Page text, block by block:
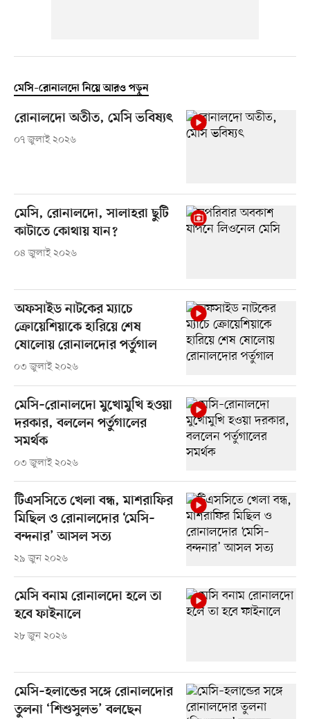
মেসি–রোনালদো নিয়ে আরও পড়ুন
রোনালদো অতীত, মেসি ভবিষ্যৎ
০৭ জুলাই ২০২৬
মেসি, রোনালদো, সালাহরা ছুটি
কাটাতে কোথায় যান?
০৪ জুলাই ২০২৬
অফসাইড নাটকের ম্যাচে
ক্রোয়েশিয়াকে হারিয়ে শেষ
ষোলোয় রোনালদোর পর্তুগাল
০৩ জুলাই ২০২৬
মেসি–রোনালদো মুখোমুখি হওয়া
দরকার, বললেন পর্তুগালের
সমর্থক
০৩ জুলাই ২০২৬
টিএসসিতে খেলা বন্ধ, মাশরাফির
মিছিল ও রোনালদোর ‘মেসি–
বন্দনার’ আসল সত্য
২৯ জুন ২০২৬
মেসি বনাম রোনালদো হলে তা
হবে ফাইনালে
২৮ জুন ২০২৬
মেসি–হলান্ডের সঙ্গে রোনালদোর
তুলনা ‘শিশুসুলভ’ বলছেন